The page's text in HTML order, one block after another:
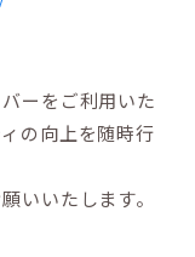
ーをご利用いた
の向上を随時行
いいたします。